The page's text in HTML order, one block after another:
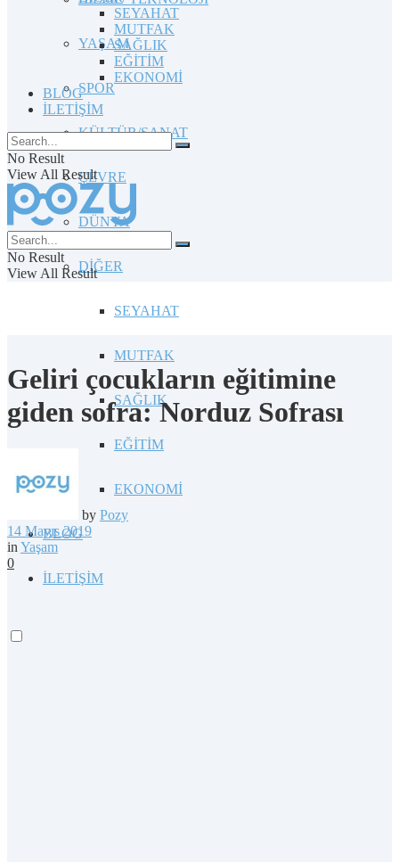
YAŞAM
SPOR
KÜLTÜR/SANAT
ÇEVRE
DÜNYA
DİĞER
SEYAHAT
MUTFAK
SAĞLIK
EĞİTİM
EKONOMİ
BLOG
İLETİŞİM
SEYAHAT
MUTFAK
SAĞLIK
EĞİTİM
EKONOMİ
BLOG
İLETİŞİM
No Result
View All Result
No Result
View All Result
Geliri çocukların eğitimine
giden sofra: Norduz Sofrası
by Pozy
14 Mayıs 2019
in Yaşam
0